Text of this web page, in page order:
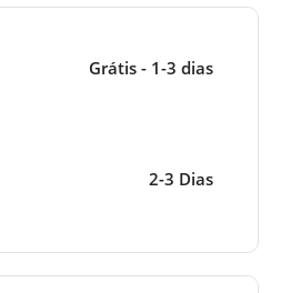
Grátis - 1-3 dias
2-3 Dias